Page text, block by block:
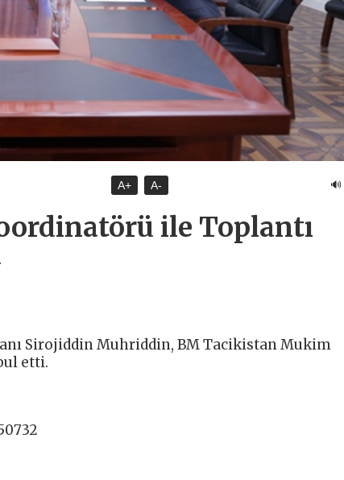
A+ A- 🔊
ile Toplantı
Sirojiddin Muhriddin, BM Tacikistan Mukim
etti.